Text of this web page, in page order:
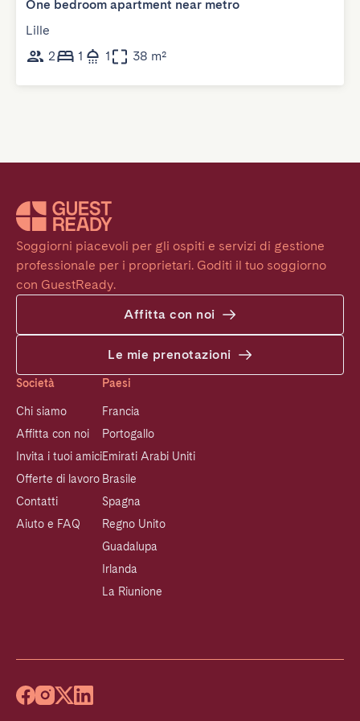
One bedroom apartment near metro
Lille
2
1 1 38 m²
Soggiorni piacevoli per gli ospiti e servizi di gestione
professionale per i proprietari. Goditi il tuo soggiorno
con GuestReady.
Affitta con noi
Le mie prenotazioni
Società
Chi siamo
Affitta con noi
Invita i tuoi amici
Offerte di lavoro
Contatti
Aiuto e FAQ
Paesi
Francia
Portogallo
Emirati Arabi Uniti
Brasile
Spagna
Regno Unito
Guadalupa
Irlanda
La Riunione